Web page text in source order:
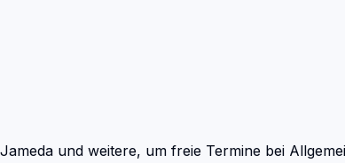
und weitere, um freie Termine bei